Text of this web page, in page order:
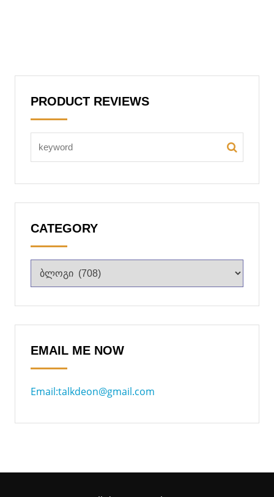
PRODUCT REVIEWS
CATEGORY
EMAIL ME NOW
Email:talkdeon@gmail.com